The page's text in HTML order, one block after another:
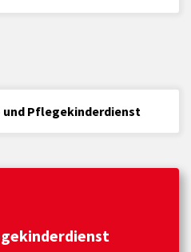
Pflegekinderdienst